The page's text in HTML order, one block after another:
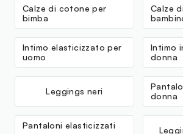
Calze di cotone per
bimba
Calze
Intimo elasticizzato per
uomo
Intimo
donna
Leggings neri
donna
Pantaloni elasticizzati